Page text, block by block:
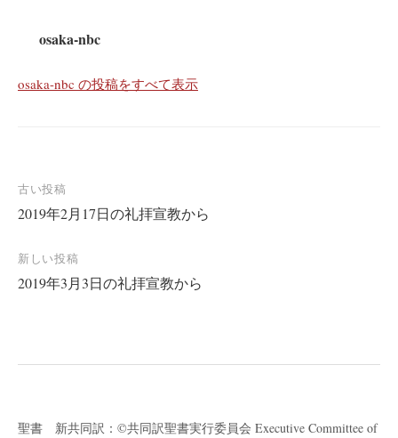
osaka-nbc
osaka-nbc の投稿をすべて表示
投
稿
ナ
ビ
古い投稿
2019年2月17日の礼拝宣教から
新しい投稿
2019年3月3日の礼拝宣教から
聖書 新共同訳：©共同訳聖書実行委員会 Executive Committee of